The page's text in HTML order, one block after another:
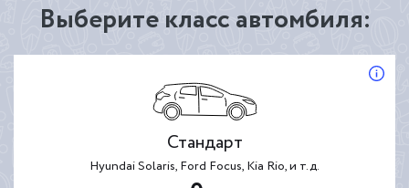
Выберите класс автомбиля:
Стандарт
Hyundai Solaris, Ford Focus, Kia Rio, и т.д.